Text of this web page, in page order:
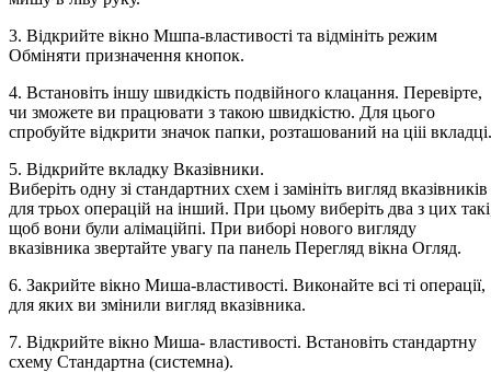
3. Відкрийте вікно Мшпа-властивості та відмініть режим
Обміняти призначення кнопок.
4. Встановіть іншу швидкість подвійного клацання. Перевірте,
чи зможете ви працювати з такою швидкістю. Для цього
спробуйте відкрити значок папки, розташований на цііі вкладці.
5. Відкрийте вкладку Вказівники.
Виберіть одну зі стандартних схем і замініть вигляд вказівників
для трьох операцій на інший. При цьому виберіть два з цих
щоб вони були алімаційпі. При виборі нового вигляду
вказівника звертайте увагу па панель Перегляд вікна Огляд.
6. Закрийте вікно Миша-властивості. Виконайте всі ті операції,
для яких ви змінили вигляд вказівника.
7. Відкрийте вікно Миша- властивості. Встановіть стандартну
схему Стандартна (системна).